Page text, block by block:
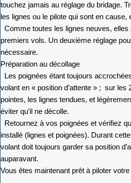
touchez jamais au réglage du bridage.
les lignes ou le pilote qui sont en cause,
Comme toutes les lignes neuves, elles
premiers vols. Un deuxième réglage
nécessaire.
Préparation au décollage
Les poignées étant toujours
volant en « position d’attente » ; sur les
pointes, les lignes tendues, et
éviter qu’il ne décolle.
Retournez à vos poignées et vérifiez
installé (lignes et poignées). Durant
volant doit toujours garder sa position
auparavant.
Vous êtes maintenant prêt à piloter